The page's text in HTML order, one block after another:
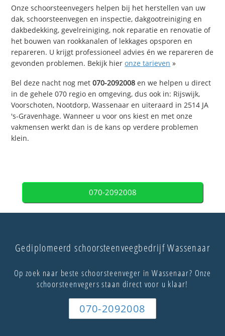
Onze schoorsteenvegers helpen bij het herstellen van uw
dak, schoorsteenvegen en inspectie, dakgootreiniging en
dakbedekking, gevelreiniging, nok reparatie en renovatie of
het bouwen van rookkanalen of lekkages opsporen en
repareren. U krijgt professioneel advies én we repareren de
gevonden problemen. Bekijk hieronze tarieven »
Bel deze nacht nog met070-2092008 en we helpen u direct
in de gehele 070 regio en omgeving, dus ook in: Rijswijk,
Voorschoten, Nootdorp, Wassenaar en uiteraard in 2514 JA
's-Gravenhage. Wanneer u voor ons kiest en met onze
vakmensen werkt dan is de kans op verdere problemen
klein.
070-2092008
Gediplomeerd schoorsteenveegbedrijf Wassenaar
Op zoek naar beste schoorsteenveger in Wassenaar? Onze
schoorsteenvegers staan direct voor u klaar!
070-2092008